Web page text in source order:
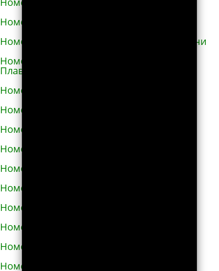
Номера телефонов такси в Гнивани
Номера телефонов такси в Голой Пристани
Номера телефонов такси в Горишних
Плавнях
Номера телефонов такси в Городище
Номера телефонов такси в Городке
Номера телефонов такси в Городке
Номера телефонов такси в Гостомеле
Номера телефонов такси в Гребёнке
Номера телефонов такси в Дергачах
Номера телефонов такси в Днепре
Номера телефонов такси в Долине
Номера телефонов такси в Дрогобыче
Номера телефонов такси в Дублянах